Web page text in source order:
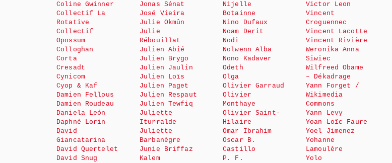
Coline Gwinner
Collectif La
Rotative
Collectif
Opossum
Colloghan
Corta
Cresadt
Cynicom
Cyop & Kaf
Damien Fellous
Damien Roudeau
Daniela León
Daphné Lorin
David
Giancatarina
David Quertelet
David Snug
Jonas Sénat
José Vieira
Julie Okmûn
Julie
Rébouillat
Julien Abié
Julien Brygo
Julien Jaulin
Julien Loïs
Julien Paget
Julien Respaut
Julien Tewfiq
Juliette
Iturralde
Juliette
Barbanègre
Junie Briffaz
Kalem
Nijelle
Botainne
Nino Dufaux
Noam Derit
Nodi
Nolwenn Alba
Nono Kadaver
Odeth
Olga
Olivier Garraud
Olivier
Monthaye
Olivier Saint-
Hilaire
Omar Ibrahim
Oscar B.
Castillo
P. F.
Victor Leon
Vincent
Croguennec
Vincent Lacotte
Vincent Rivière
Weronika Anna
Siwiec
Wilfreed Obame
– Dékadrage
Yann Forget /
Wikimedia
Commons
Yann Levy
Yoan-Loïc Faure
Yoel Jimenez
Yohanne
Lamoulère
Yolo